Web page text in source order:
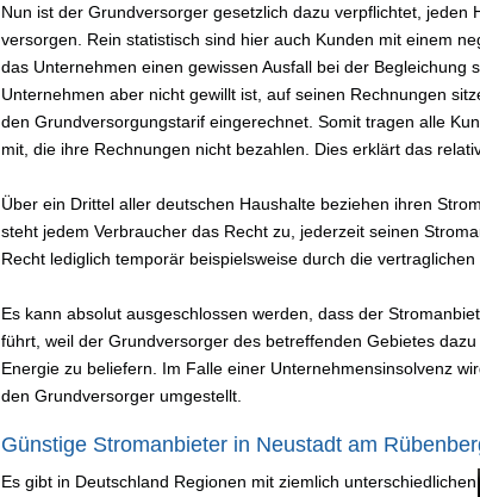
Nun ist der Grundversorger gesetzlich dazu verpflichtet, jeden
versorgen. Rein statistisch sind hier auch Kunden mit einem
das Unternehmen einen gewissen Ausfall bei der Begleichung
Unternehmen aber nicht gewillt ist, auf seinen Rechnungen
den Grundversorgungstarif eingerechnet. Somit tragen alle
mit, die ihre Rechnungen nicht bezahlen. Dies erklärt das
Über ein Drittel aller deutschen Haushalte beziehen ihren
steht jedem Verbraucher das Recht zu, jederzeit seinen
Recht lediglich temporär beispielsweise durch die
Es kann absolut ausgeschlossen werden, dass der
führt, weil der Grundversorger des betreffenden Gebietes
Energie zu beliefern. Im Falle einer Unternehmensinsolvenz
den Grundversorger umgestellt.
Günstige Stromanbieter in Neustadt am
Es gibt in Deutschland Regionen mit ziemlich unterschiedlichen